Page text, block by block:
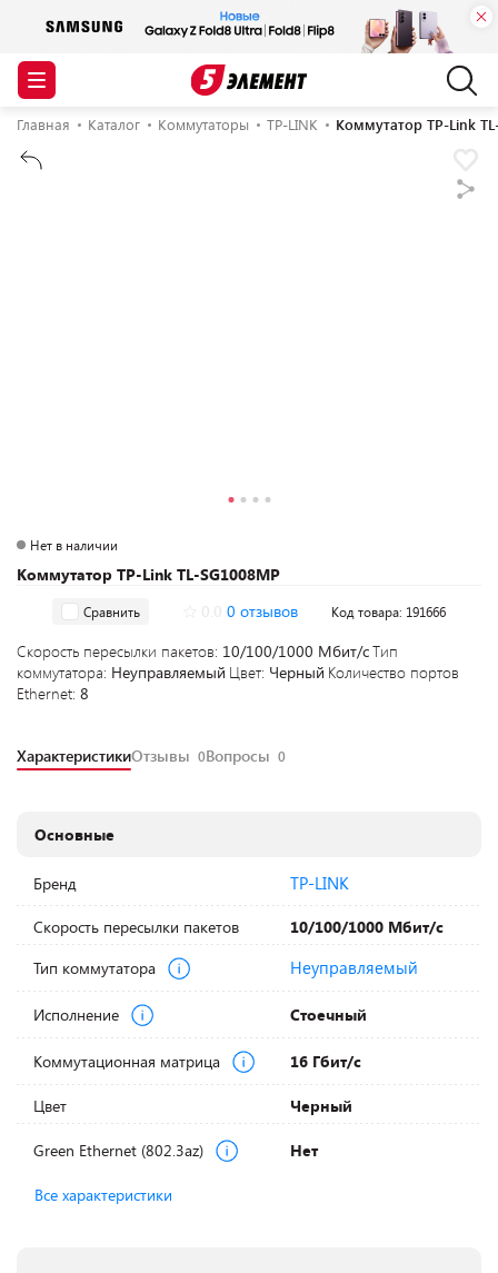
Главная Каталог Коммутаторы TP-LINK Коммутатор TP-Link
Коммутатор TP-Link TL-SG1008MP
Нет в наличии
Сравнить 0 отзывов Код товара: 191666
Скорость пересылки пакетов: 10/100/1000 Мбит/сТип
коммутатора: Неуправляемый Цвет: Черный Количество портов
Ethernet: 8
ХарактеристикиОтзывы 0Вопросы 0
Основные
Бренд TP-LINK
Скорость пересылки пакетов
10/100/1000 Мбит/с
Тип коммутатора
Неуправляемый
Исполнение Стоечный
Коммутационная матрица 16 Гбит/с
Цвет Черный
Green Ethernet (802.3az) Нет
Все характеристики